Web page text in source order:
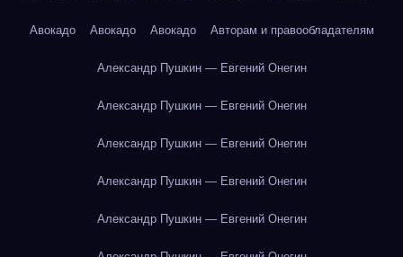
Авокадо Авокадо Авокадо Авторам и правообладателям
Александр Пушкин — Евгений Онегин
Александр Пушкин — Евгений Онегин
Александр Пушкин — Евгений Онегин
Александр Пушкин — Евгений Онегин
Александр Пушкин — Евгений Онегин